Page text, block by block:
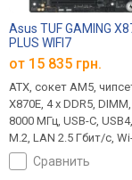
Asus TUF GAMING
PLUS WIFI7
от 15 835 грн.
ATX, сокет AM5,
X870E, 4 x DDR5, DIMM,
8000 МГц, USB-C,
M.2, LAN 2.5 Гбит/с,
охлаждение M.2, без
подсветки
сравнить